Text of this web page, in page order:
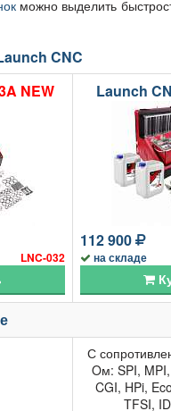
можно выделить
CNC
NEW
LNC-032
Launch
112 900
на складе
С
Oм: SPI,
CGI, HPi,
TFSI,